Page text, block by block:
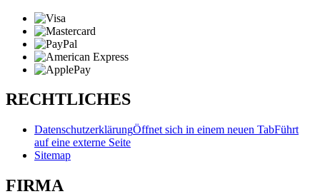
RECHTLICHES
DatenschutzerklärungÖffnet sich in einem neuen TabFührt
auf eine externe Seite
Sitemap
FIRMA